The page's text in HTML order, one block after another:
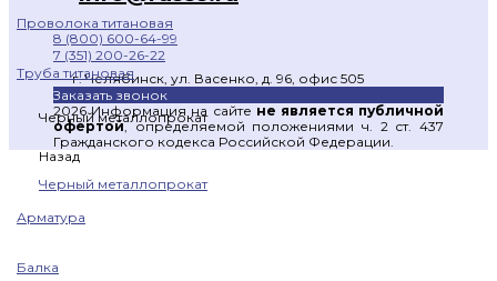
Проволока титановая
Труба титановая
Черный металлопрокат
Назад
Черный металлопрокат
Арматура
Балка
8 (800) 600-64-99
7 (351) 200-26-22
г. Челябинск, ул. Васенко, д. 96, офис 505
Заказать звонок
2026 Информация на сайте не является публичной
офертой, определяемой положениями ч. 2 ст. 437
Гражданского кодекса Российской Федерации.